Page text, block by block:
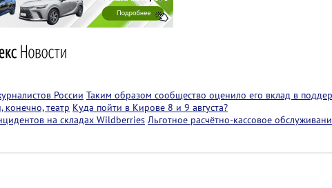
России Таким образом сообщество оценило его вклад в
театр Куда пойти в Кирове 8 и 9 августа?
на складах Wildberries Льготное расчётно-кассовое